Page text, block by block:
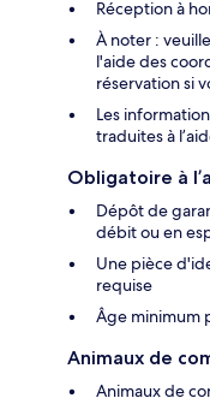
Réception à
À noter :
l'aide des
réservation si
Les
traduites à
Obligatoire à
Dépôt de
débit ou en
Une pièce
requise
Âge minimum
Animaux de
Animaux de